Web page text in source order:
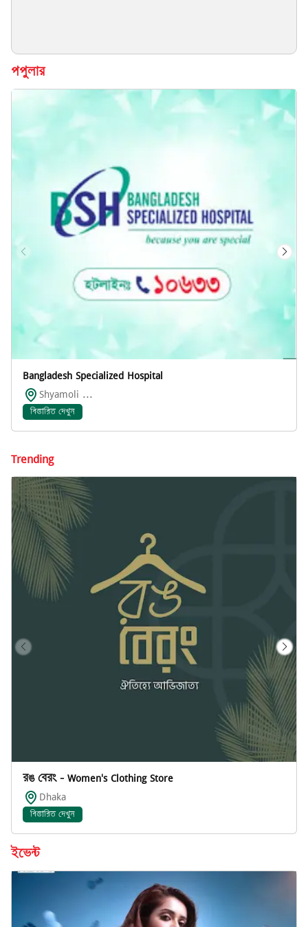
পপুলার
Bangladesh Specialized Hospital
Shyamoli ...
বিস্তারিত দেখুন
Trending
রঙ বেরং - Women's Clothing Store
Dhaka
বিস্তারিত দেখুন
ইভেন্ট